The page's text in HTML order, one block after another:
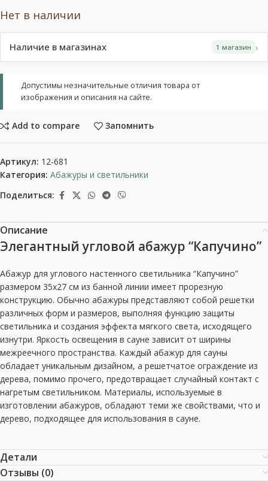
Нет в наличии
Наличие в магазинах 1 магазин ›
Допустимы незначительные отличия товара от
изображения и описания на сайте.
Add to compare Запомнить
Артикул: 12-681
Категория: Абажуры и светильники
Поделиться:
Описание
Элегантный угловой абажур “Капучино”
Абажур для углового настенного светильника “Капучино”
размером 35х27 см из банной линии имеет прорезную
конструкцию. Обычно абажуры представляют собой решетки
различных форм и размеров, выполняя функцию защиты
светильника и создания эффекта мягкого света, исходящего
изнутри. Яркость освещения в сауне зависит от ширины
межреечного пространства. Каждый абажур для сауны
обладает уникальным дизайном, а решетчатое ограждение из
дерева, помимо прочего, предотвращает случайный контакт с
нагретым светильником. Материалы, используемые в
изготовлении абажуров, обладают теми же свойствами, что и
дерево, подходящее для использования в сауне.
Детали
Отзывы (0)